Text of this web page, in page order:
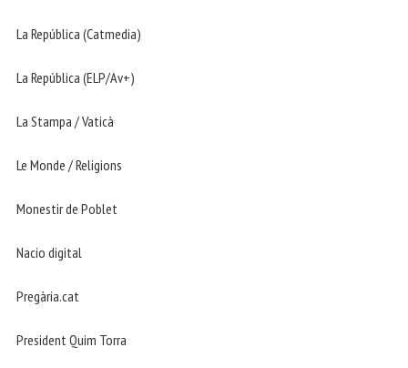
La República (Catmedia)
La República (ELP/Av+)
La Stampa / Vaticà
Le Monde / Religions
Monestir de Poblet
Nacio digital
Pregària.cat
President Quim Torra